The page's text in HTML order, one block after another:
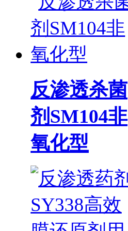
反渗透杀菌
剂SM104非
氧化型